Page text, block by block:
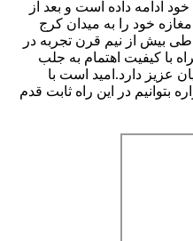
ادامه داده است و بعد از
خود را به میدان کرج
طی بیش از نیم قرن تجربه در
با کیفیت اهتمام به جلب
دارد.امید است با
بتوانیم در این راه ثابت قدم